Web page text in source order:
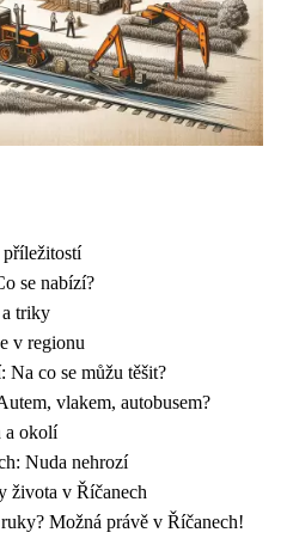
se nabízí?
triky
v regionu
Na co se můžu těšit?
vlakem, autobusem?
a okolí
Nuda nehrozí
života v Říčanech
Možná právě v Říčanech!